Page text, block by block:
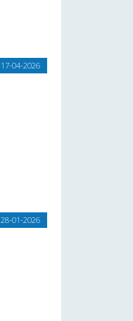
17-04-2026
28-01-2026